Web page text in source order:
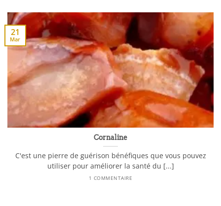
Cornaline
C'est une pierre de guérison bénéfiques que vous pouvez
utiliser pour améliorer la santé du [...]
1 COMMENTAIRE
21
Mar